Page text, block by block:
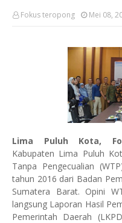
Fokus teropong Mei 08,
Lima Puluh Kota,
Kabupaten Lima Puluh
Tanpa Pengecualian
tahun 2016 dari Badan
Sumatera Barat. Opini
langsung Laporan Hasil
Pemerintah Daerah